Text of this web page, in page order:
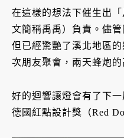
在這樣的想法下催生出
文簡稱禹禹）負責。儘
但已經驚艷了溪北地區
次朋友聚會，兩天蜂炮
好的迴響讓燈會有了下
德國紅點設計獎（Red